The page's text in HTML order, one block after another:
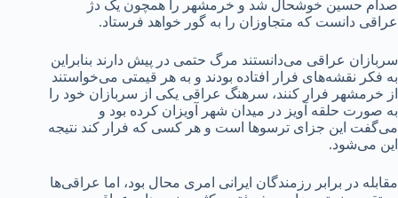
صدام حسین خوشحال شد و خرمشهر را همچون یک دژ
عراقی دانست که متجاوزان را به گور خواهد فرستاد.
سربازان عراقی می‌دانستند مرگ حتمی در پیش دارند بنابراین
به فکر نقشه‌های فرار افتاده بودند و به هر قیمتی می‌خواستند
از خرمشهر فرار کنند، سرهنگ عراقی یکی از سربازان خود را
به صورت حلقه آویز در میدان شهر آویزان کرده بود و
می‌گفت این جزای ترسوها است و هر کسی که فرار کند نتیجه
این می‌شود.
مقابله در برابر رزمندگان ایرانی امری محال بود، اما عراقی‌ها